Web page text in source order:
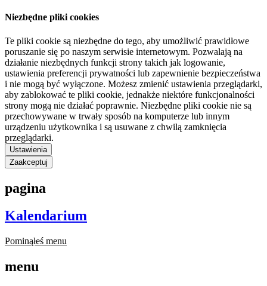
Niezbędne pliki cookies
Te pliki cookie są niezbędne do tego, aby umożliwić prawidłowe
poruszanie się po naszym serwisie internetowym. Pozwalają na
działanie niezbędnych funkcji strony takich jak logowanie,
ustawienia preferencji prywatności lub zapewnienie bezpieczeństwa
i nie mogą być wyłączone. Możesz zmienić ustawienia przeglądarki,
aby zablokować te pliki cookie, jednakże niektóre funkcjonalności
strony mogą nie działać poprawnie. Niezbędne pliki cookie nie są
przechowywane w trwały sposób na komputerze lub innym
urządzeniu użytkownika i są usuwane z chwilą zamknięcia
przeglądarki.
Ustawienia
Zaakceptuj
pagina
Kalendarium
Pominąłeś menu
menu